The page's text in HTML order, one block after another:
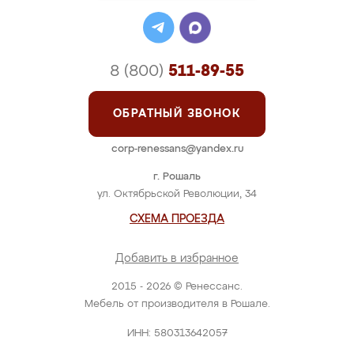
2015 - 2026 © Ренессанс.
Мебель от производителя в Рошале.
ИНН: 580313642057
г. Рошаль
ул. Октябрьской Революции, 34
СХЕМА ПРОЕЗДА
Добавить в избранное
8 (800) 511-89-55
ОБРАТНЫЙ ЗВОНОК
corp-renessans@yandex.ru